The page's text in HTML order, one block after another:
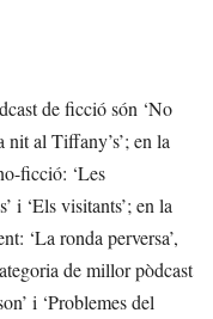
de ficció són ‘No
nit al Tiffany’s’; en la
ficció: ‘Les
i ‘Els visitants’; en la
‘La ronda perversa’,
de millor pòdcast
i ‘Problemes del